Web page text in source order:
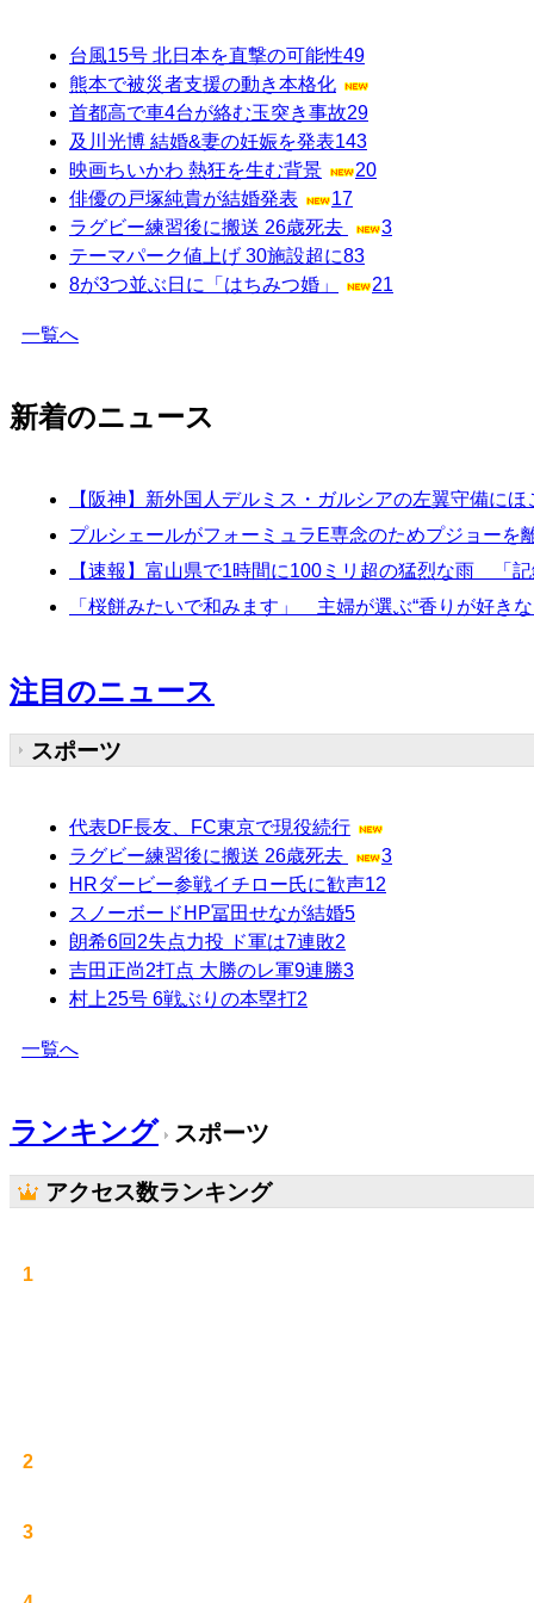
台風15号 北日本を直撃の可能性49
熊本で被災者支援の動き本格化
首都高で車4台が絡む玉突き事故29
及川光博 結婚&妻の妊娠を発表143
映画ちいかわ 熱狂を生む背景
20
俳優の戸塚純貴が結婚発表
17
ラグビー練習後に搬送 26歳死去
3
テーマパーク値上げ 30施設超に83
8が3つ並ぶ日に「はちみつ婚」
21
一覧へ
新着のニュース
【阪神】新外国人デルミス・ガルシアの左翼守備に
プルシェールがフォーミュラE専念のためプジョーを
【速報】富山県で1時間に100ミリ超の猛烈な雨 「
「桜餅みたいで和みます」 主婦が選ぶ“香りが好き
注目のニュース
スポーツ
代表DF長友、FC東京で現役続行
ラグビー練習後に搬送 26歳死去
3
HRダービー参戦イチロー氏に歓声12
スノーボードHP冨田せなが結婚5
朗希6回2失点力投 ド軍は7連敗2
吉田正尚2打点 大勝のレ軍9連勝3
村上25号 6戦ぶりの本塁打2
一覧へ
ランキング スポーツ
アクセス数ランキング
1
2
3